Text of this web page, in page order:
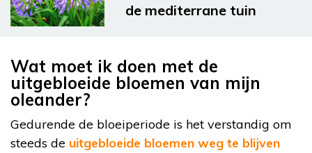
de mediterrane tuin
Wat moet ik doen met de
uitgebloeide bloemen van mijn
oleander?
Gedurende de bloeiperiode is het verstandig om
steeds de uitgebloeide bloemen weg te blijven